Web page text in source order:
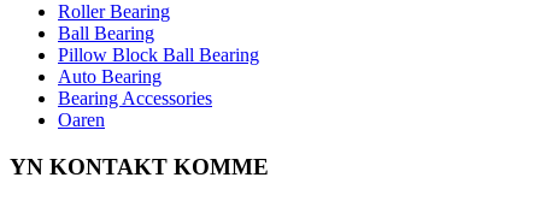
Roller Bearing
Ball Bearing
Pillow Block Ball Bearing
Auto Bearing
Bearing Accessories
Oaren
YN KONTAKT KOMME